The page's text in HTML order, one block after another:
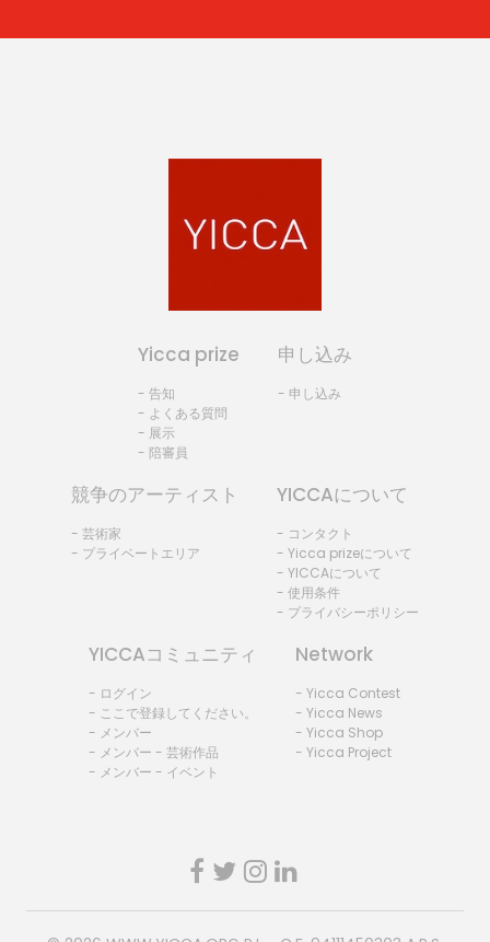
Yicca prize
- 告知
- よくある質問
- 展示
- 陪審員
申し込み
- 申し込み
競争のアーティスト
- 芸術家
- プライベートエリア
YICCAについて
- コンタクト
- Yicca prizeについて
- YICCAについて
- 使用条件
- プライバシーポリシー
YICCAコミュニティ
- ログイン
- ここで登録してください。
- メンバー
- メンバー - 芸術作品
- メンバー - イベント
Network
- Yicca Contest
- Yicca News
- Yicca Shop
- Yicca Project